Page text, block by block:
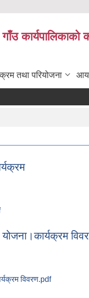
कार्यपालिकाको
तथा परियोजना आय
विवरण.pdf